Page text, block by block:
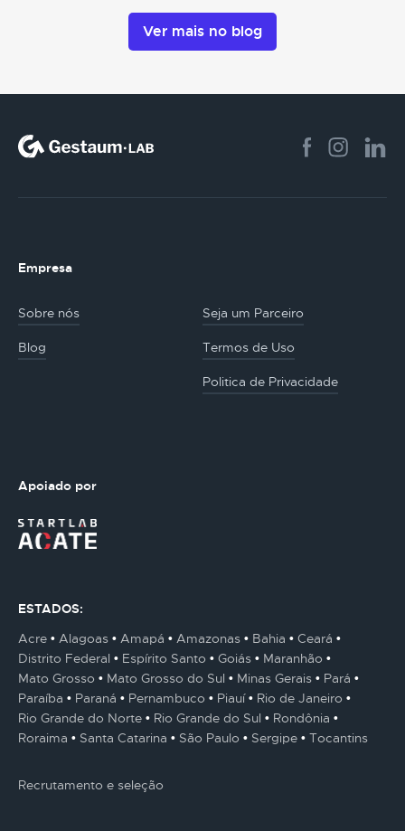
Ver mais no blog
Empresa
Sobre nós Seja um Parceiro
Blog Termos de Uso
Politica de Privacidade
Apoiado por
ESTADOS:
Acre
Alagoas Amapá Amazonas Bahia
Ceará
Distrito Federal
Espírito Santo Goiás
Maranhão
Mato Grosso
Mato Grosso do Sul Minas Gerais
Pará
Paraíba
Paraná Pernambuco Piauí
Rio de Janeiro
Rio Grande do Norte
Rio Grande do Sul
Rondônia
Roraima
Santa Catarina São Paulo Sergipe Tocantins
Recrutamento e seleção